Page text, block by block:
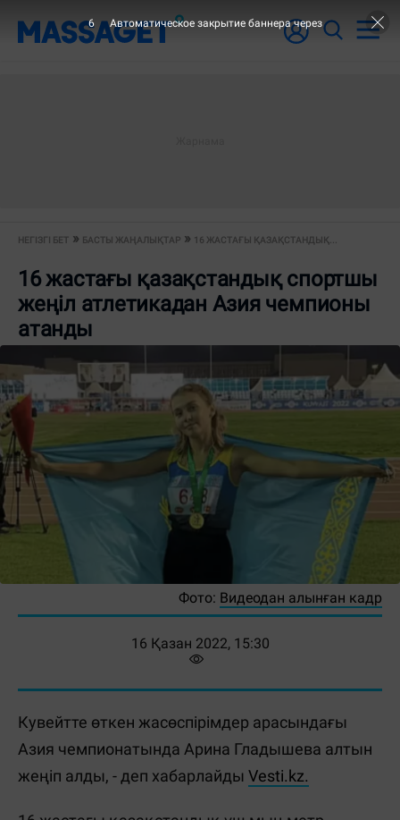
НЕГІЗГІ БЕТ БАСТЫ ЖАҢАЛЫҚТАР 16 ЖАСТАҒЫ ҚАЗАҚСТАНДЫҚ...
16 жастағы қазақстандық спортшы
жеңіл атлетикадан Азия чемпионы
атанды
Фото: Видеодан алынған кадр
16 Қазан 2022, 15:30
Кувейтте өткен жасөспірімдер арасындағы
Азия чемпионатында Арина Гладышева алтын
жеңіп алды, - деп хабарлайды Vesti.kz.
6 Автоматическое закрытие баннера через